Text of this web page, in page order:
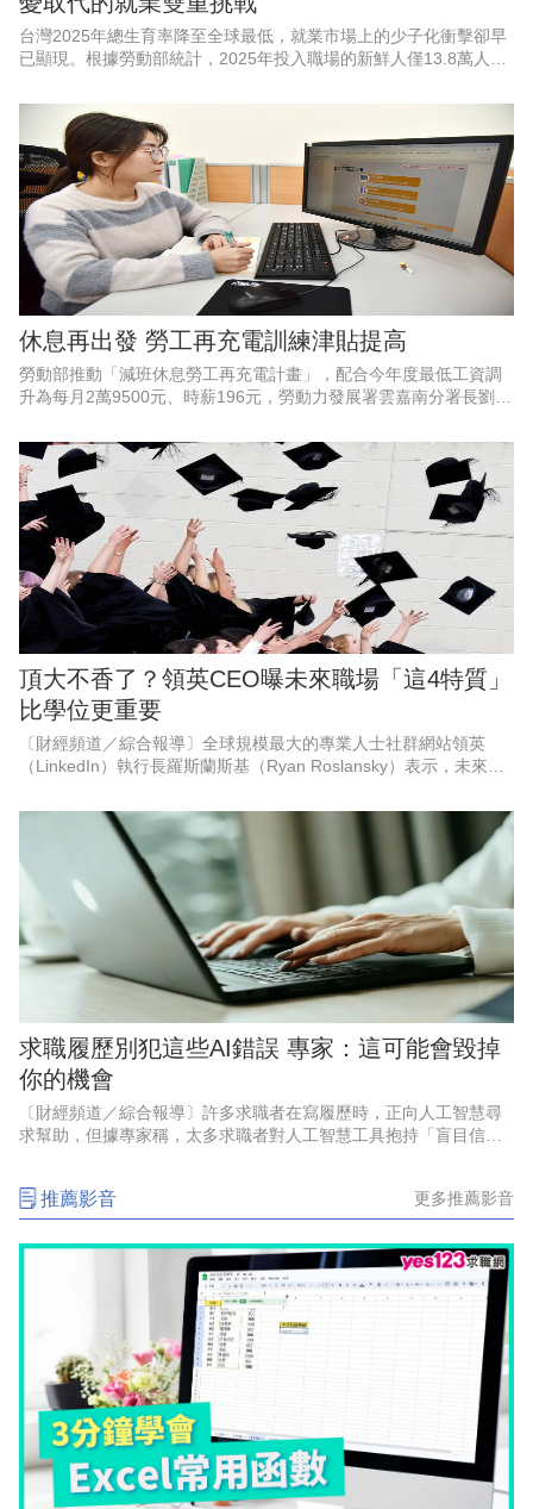
台灣2025年總生育率降至全球最低，就業市場上的少子化衝擊卻早
已顯現。根據勞動部統計，2025年投入職場的新鮮人僅13.8萬人，
內缺工狀況
休息再出發 勞工再充電訓練津貼提高
勞動部推動「減班休息勞工再充電計畫」，配合今年度最低工資調
升為每月2萬9500元、時薪196元，勞動力發展署雲嘉南分署長劉邦
間穩定生活、強化職
頂大不香了？領英CEO曝未來職場「這4特質」
比學位更重要
〔財經頻道／綜合報導〕全球規模最大的專業人士社群網站領英
（LinkedIn）執行長羅斯蘭斯基（Ryan Roslansky）表示，未來的
些適應
求職履歷別犯這些AI錯誤 專家：這可能會毀掉
你的機會
〔財經頻道／綜合報導〕許多求職者在寫履歷時，正向人工智慧尋
求幫助，但據專家稱，太多求職者對人工智慧工具抱持「盲目信
推薦影音 更多推薦影音